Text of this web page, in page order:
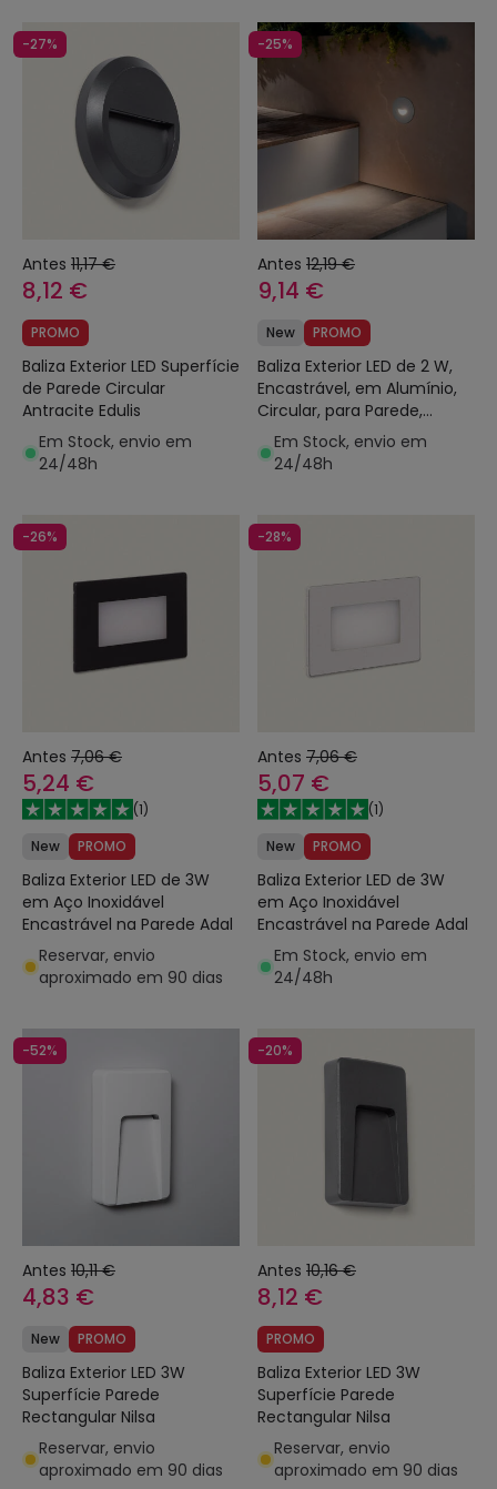
-27%
Antes 11,17 €
8,12 €
PROMO
Baliza Exterior LED Superfície
de Parede Circular
Antracite Edulis
Em Stock, envio em
24/48h
-25%
Antes 12,19 €
9,14 €
New PROMO
Baliza Exterior LED de 2 W,
Encastrável, em Alumínio,
Circular, para Parede,
Branca, Guell
Em Stock, envio em
24/48h
-26%
Antes 7,06 €
5,24 €
(1)
New
PROMO
Baliza Exterior LED de 3W
em Aço Inoxidável
Encastrável na Parede Adal
Reservar, envio
aproximado em 90 dias
-28%
Antes 7,06 €
5,07 €
(1)
New
PROMO
Baliza Exterior LED de 3W
em Aço Inoxidável
Encastrável na Parede Adal
Em Stock, envio em
24/48h
-52%
Antes 10,11 €
4,83 €
New PROMO
Baliza Exterior LED 3W
Superfície Parede
Rectangular Nilsa
Reservar, envio
aproximado em 90 dias
-20%
Antes 10,16 €
8,12 €
PROMO
Baliza Exterior LED 3W
Superfície Parede
Rectangular Nilsa
Reservar, envio
aproximado em 90 dias